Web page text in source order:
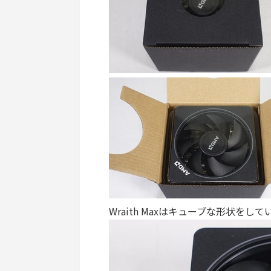
Wraith Maxはキューブな形状をして